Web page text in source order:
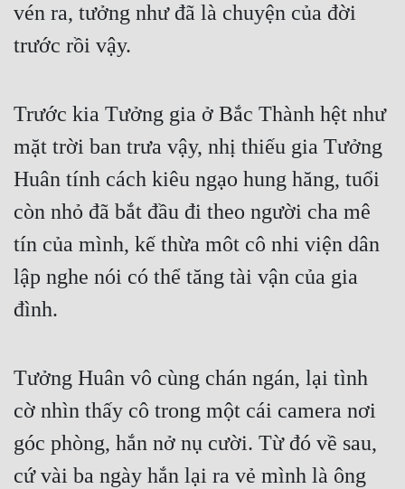
vén ra, tưởng như đã là chuyện của đời
trước rồi vậy.
Trước kia Tưởng gia ở Bắc Thành hệt như
mặt trời ban trưa vậy, nhị thiếu gia Tưởng
Huân tính cách kiêu ngạo hung hăng, tuổi
còn nhỏ đã bắt đầu đi theo người cha mê
tín của mình, kế thừa môt cô nhi viện dân
lập nghe nói có thể tăng tài vận của gia
đình.
Tưởng Huân vô cùng chán ngán, lại tình
cờ nhìn thấy cô trong một cái camera nơi
góc phòng, hắn nở nụ cười. Từ đó về sau,
cứ vài ba ngày hắn lại ra vẻ mình là ông